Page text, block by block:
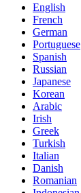
English
French
German
Portuguese
Spanish
Russian
Japanese
Korean
Arabic
Irish
Greek
Turkish
Italian
Danish
Romanian